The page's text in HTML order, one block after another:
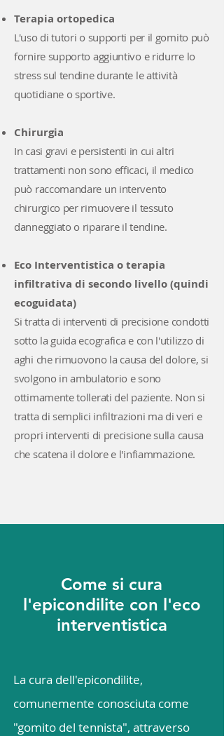
Terapia ortopedica
L'uso di tutori o supporti per il gomito può
fornire supporto aggiuntivo e ridurre lo
stress sul tendine durante le attività
quotidiane o sportive.
Chirurgia
In casi gravi e persistenti in cui altri
trattamenti non sono efficaci, il medico
può raccomandare un intervento
chirurgico per rimuovere il tessuto
danneggiato o riparare il tendine.
Eco Interventistica o terapia
infiltrativa di secondo livello (quindi
ecoguidata)
Si tratta di interventi di precisione condotti
sotto la guida ecografica e con l'utilizzo di
aghi che rimuovono la causa del dolore, si
svolgono in ambulatorio e sono
ottimamente tollerati del paziente. Non si
tratta di semplici infiltrazioni ma di veri e
propri interventi di precisione sulla causa
che scatena il dolore e l'infiammazione.
Come si cura
l'epicondilite con l'eco
interventistica
La cura dell'epicondilite,
comunemente conosciuta come
"gomito del tennista", attraverso